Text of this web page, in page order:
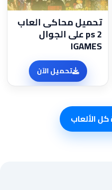
تحميل محاكى العاب
ps 2 على الجوال
IGAMES
تحميل الآن
الألعاب